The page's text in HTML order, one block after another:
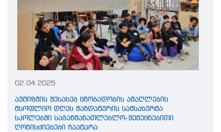
02.04.2025
აუტიზმის შესახებ ცნობადობის ამაღლების
მსოფლიო დღეს მანდატურის სამსახურმა
სკოლებში საგანმანათლებლო-შემეცნებითი
ღონისძიებები ჩაატარა